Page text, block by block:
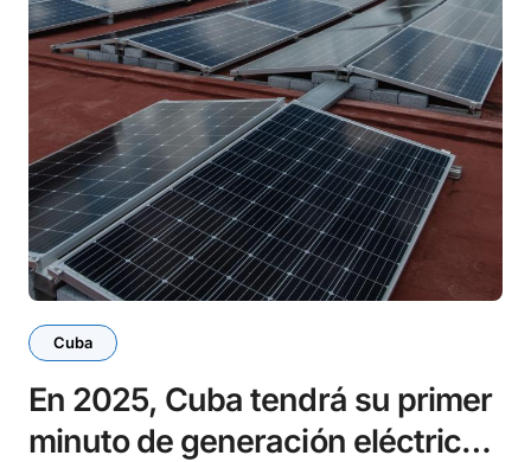
Cuba
En 2025, Cuba tendrá su primer
minuto de generación eléctrica